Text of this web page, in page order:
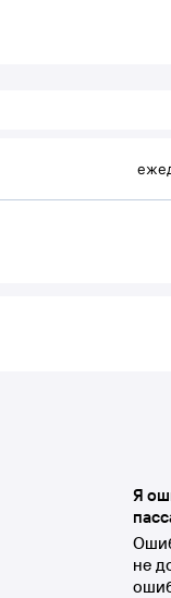
Я
не